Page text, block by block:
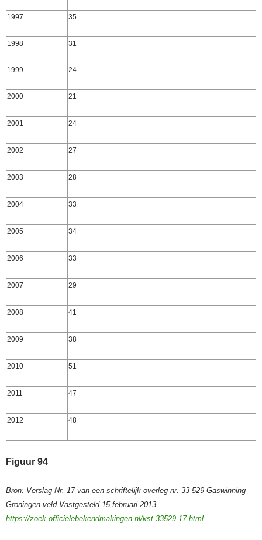
1997 35
1998 31
1999 24
2000 21
2001 24
2002 27
2003 28
2004 33
2005 34
2006 33
2007 29
2008 41
2009 38
2010 51
2011 47
2012 48
Figuur 94
Bron: Verslag Nr. 17 van een schriftelijk overleg nr. 33 529 Gaswinning
Groningen-veld Vastgesteld 15 februari 2013
https://zoek.officielebekendmakingen.nl/kst-33529-17.html